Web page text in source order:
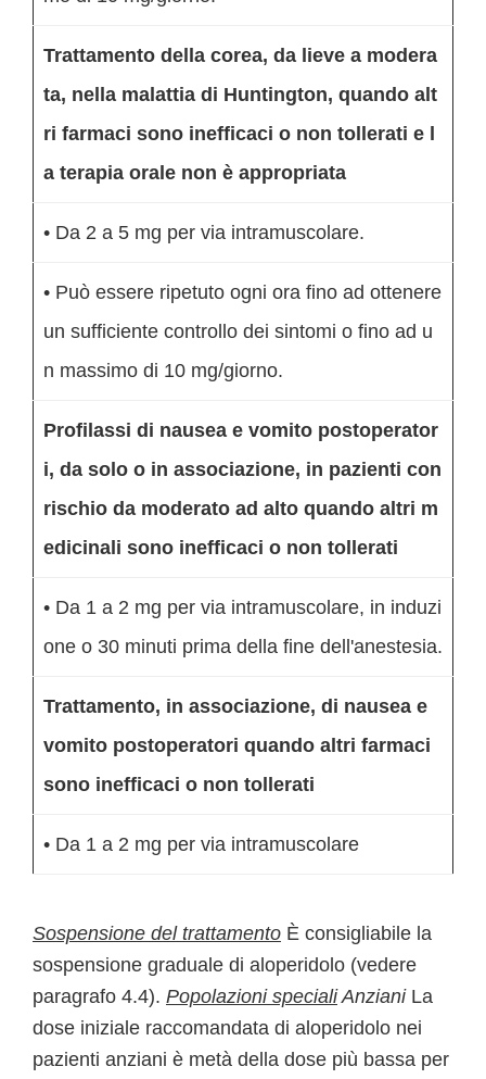
Trattamento della corea, da lieve a modera
ta, nella malattia di Huntington, quando alt
ri farmaci sono inefficaci o non tollerati e l
a terapia orale non è appropriata
• Da 2 a 5 mg per via intramuscolare.
• Può essere ripetuto ogni ora fino ad ottenere
un sufficiente controllo dei sintomi o fino ad u
n massimo di 10 mg/giorno.
Profilassi di nausea e vomito postoperator
i, da solo o in associazione, in pazienti con
rischio da moderato ad alto quando altri m
edicinali sono inefficaci o non tollerati
• Da 1 a 2 mg per via intramuscolare, in induzi
one o 30 minuti prima della fine dell'anestesia.
Trattamento, in associazione, di nausea e
vomito postoperatori quando altri farmaci
sono inefficaci o non tollerati
• Da 1 a 2 mg per via intramuscolare
Sospensione del trattamento È consigliabile la
sospensione graduale di aloperidolo (vedere
paragrafo 4.4). Popolazioni speciali AnzianiLa
dose iniziale raccomandata di aloperidolo nei
pazienti anziani è metà della dose più bassa per